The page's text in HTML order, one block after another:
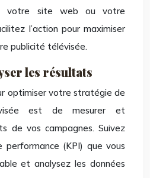
votre site web ou votre
l’action pour maximiser
publicité télévisée.
les résultats
optimiser votre stratégie de
est de mesurer et
de vos campagnes. Suivez
performance (KPI) que vous
et analysez les données